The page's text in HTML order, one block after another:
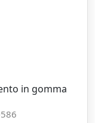
in gomma